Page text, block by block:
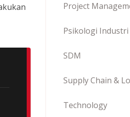
Project
Psikologi Industri
SDM
Supply Chain &
Technology